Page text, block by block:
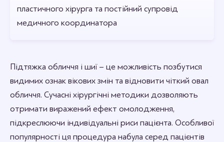
пластичного хірурга та постійний супровід
медичного координатора
Підтяжка обличчя і шиї – це можливість позбутися
видимих ознак вікових змін та відновити чіткий овал
обличчя. Сучасні хірургічні методики дозволяють
отримати виражений ефект омолодження,
підкреслюючи індивідуальні риси пацієнта. Особливої
популярності ця процедура набула серед пацієнтів